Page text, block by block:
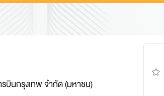
บินกรุงเทพ จำกัด (มหาชน)